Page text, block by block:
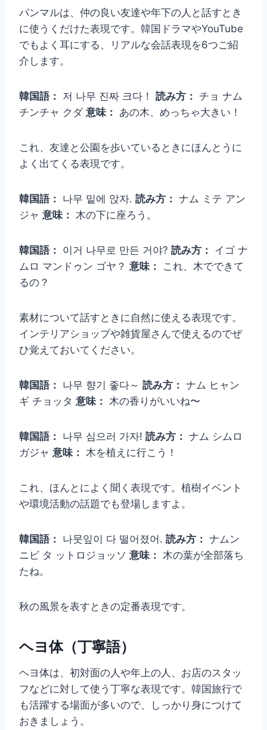
パンマルは、仲の良い友達や年下の人と話すとき
に使うくだけた表現です。韓国ドラマやYouTube
でもよく耳にする、リアルな会話表現を6つご紹
介します。
韓国語： 저 나무 진짜 크다！ 読み方： チョ ナム
チンチャ クダ 意味： あの木、めっちゃ大きい！
これ、友達と公園を歩いているときにほんとうに
よく出てくる表現です。
韓国語： 나무 밑에 앉자. 読み方： ナム ミテ アン
ジャ 意味： 木の下に座ろう。
韓国語： 이거 나무로 만든 거야? 読み方： イゴ ナ
ムロ マンドゥン ゴヤ？ 意味：
これ、木でできて
るの？
素材について話すときに自然に使える表現です。
インテリアショップや雑貨屋さんで使えるのでぜ
ひ覚えておいてください。
韓国語： 나무 향기 좋다～ 読み方： ナム ヒャン
ギ チョッタ 意味： 木の香りがいいね〜
韓国語： 나무 심으러 가자! 読み方： ナム シムロ
ガジャ 意味： 木を植えに行こう！
これ、ほんとによく聞く表現です。植樹イベント
や環境活動の話題でも登場しますよ。
韓国語： 나뭇잎이 다 떨어졌어. 読み方： ナムン
ニビ タ ットロジョッソ 意味： 木の葉が全部落ち
たね。
秋の風景を表すときの定番表現です。
ヘヨ体（丁寧語）
ヘヨ体は、初対面の人や年上の人、お店のスタッ
フなどに対して使う丁寧な表現です。韓国旅行で
も活躍する場面が多いので、しっかり身につけて
おきましょう。